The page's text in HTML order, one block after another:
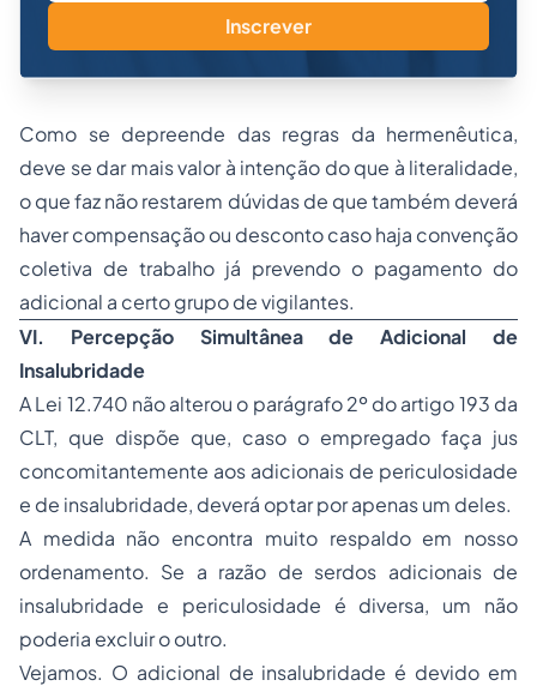
Inscrever
Como se depreende das regras da hermenêutica,
deve se dar mais valor à intenção do que à literalidade,
o que faz não restarem dúvidas de que também deverá
haver compensação ou desconto caso haja convenção
coletiva de trabalho já prevendo o pagamento do
adicional a certo grupo de vigilantes.
VI. Percepção Simultânea de Adicional de
Insalubridade
A Lei 12.740 não alterou o parágrafo 2º do artigo 193 da
CLT, que dispõe que, caso o empregado faça jus
concomitantemente aos adicionais de periculosidade
e de insalubridade, deverá optar por apenas um deles.
A medida não encontra muito respaldo em nosso
ordenamento. Se a razão de serdos adicionais de
insalubridade e periculosidade é diversa, um não
poderia excluir o outro.
Vejamos. O adicional de insalubridade é devido em